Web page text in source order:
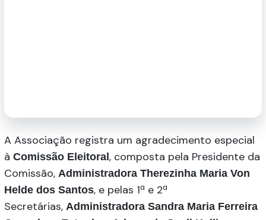
A Associação registra um agradecimento especial
àComissão Eleitoral, composta pela Presidente da
Comissão,Administradora Therezinha Maria Von
Helde dos Santos, e pelas 1ª e 2ª
Secretárias,Administradora Sandra Maria Ferreira